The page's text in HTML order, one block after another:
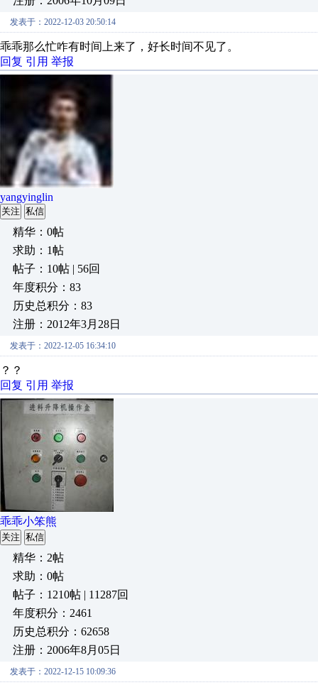
发表于：2022-12-03 20:50:14
乖乖那么忙咋有时间上来了，好长时间不见了。
回复 引用 举报
yangyinglin
关注 私信
精华：0帖
求助：1帖
帖子：10帖 | 56回
年度积分：83
历史总积分：83
注册：2012年3月28日
发表于：2022-12-05 16:34:10
？？
回复 引用 举报
乖乖小笨熊
关注 私信
精华：2帖
求助：0帖
帖子：1210帖 | 11287回
年度积分：2461
历史总积分：62658
注册：2006年8月05日
发表于：2022-12-15 10:09:36